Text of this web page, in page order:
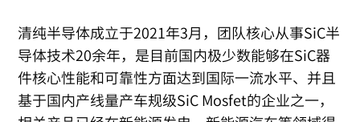
清纯半导体成立于2021年3月，团队核心从事SiC半
导体技术20余年，是目前国内极少数能够在SiC器
件核心性能和可靠性方面达到国际一流水平、并且
基于国内产线量产车规级SiC Mosfet的企业之一，